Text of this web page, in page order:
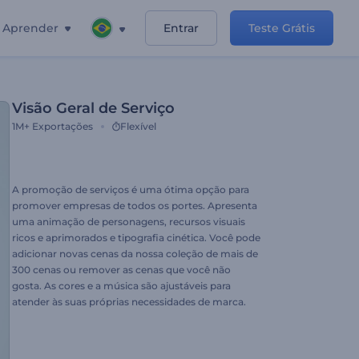
Aprender Entrar Teste Grátis
Visão Geral de Serviço
1M+ Exportações Flexível
A promoção de serviços é uma ótima opção para
promover empresas de todos os portes. Apresenta
uma animação de personagens, recursos visuais
ricos e aprimorados e tipografia cinética. Você pode
adicionar novas cenas da nossa coleção de mais de
300 cenas ou remover as cenas que você não
gosta. As cores e a música são ajustáveis para
atender às suas próprias necessidades de marca.